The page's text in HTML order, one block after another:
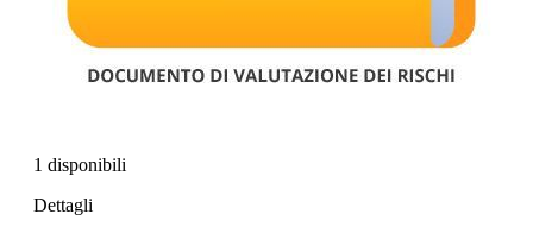
1 disponibili
Dettagli